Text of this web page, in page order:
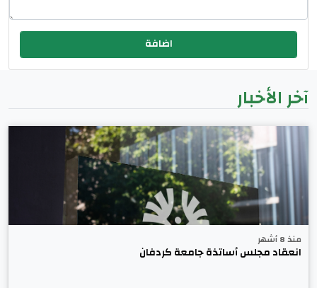
آخر الأخبار
منذ 8 أشهر
انعقاد مجلس أساتذة جامعة كردفان